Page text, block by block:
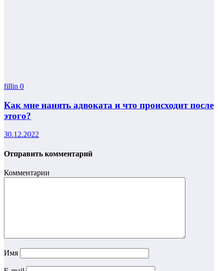
fillin 0
Как мне нанять адвоката и что происходит после
этого?
30.12.2022
Отправить комментарий
Комментарии
Имя